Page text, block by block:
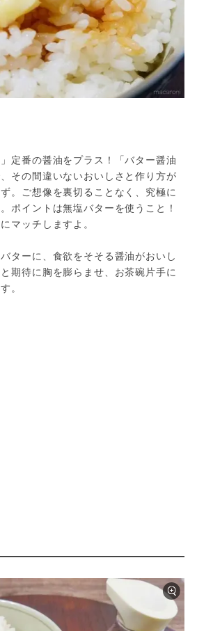
定番の醤油をプラス！「バター醤油
その間違いないおいしさと作り方が
。ご想像を裏切ることなく、究極に
ポイントは無塩バターを使うこと！
マッチしますよ。
ターに、食欲をそそる醤油がおいし
期待に胸を膨らませ、お茶碗片手に
。